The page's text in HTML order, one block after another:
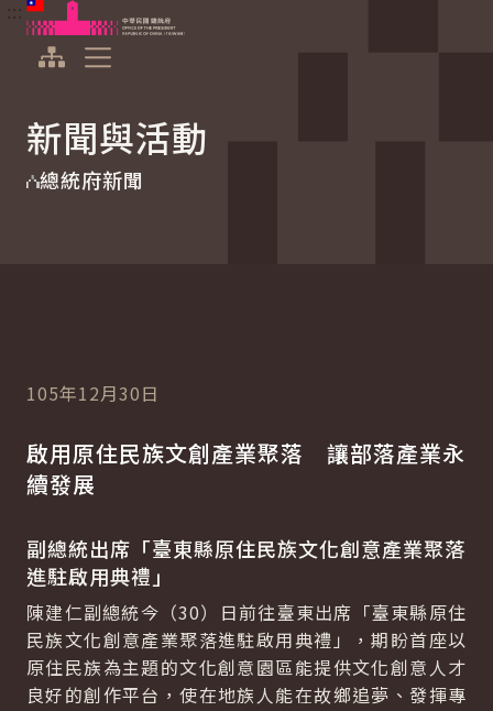
跳到主要內容
中華民國總統府
新聞與活動
總統府新聞
105年12月30日
啟用原住民族文創產業聚落 讓部落產業永
續發展
副總統出席「臺東縣原住民族文化創意產業聚落
進駐啟用典禮」
陳建仁副總統今（30）日前往臺東出席「臺東縣原住
民族文化創意產業聚落進駐啟用典禮」，期盼首座以
原住民族為主題的文化創意園區能提供文化創意人才
良好的創作平台，使在地族人能在故鄉追夢、發揮專